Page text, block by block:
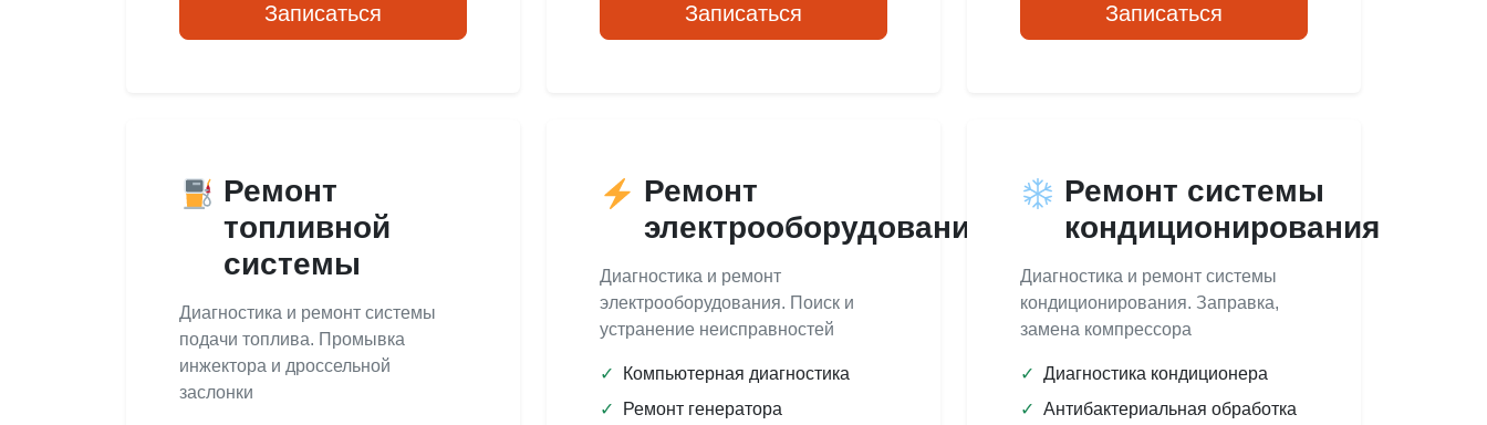
Записаться Записаться Записаться
Ремонт
топливной
системы
Диагностика и ремонт системы
подачи топлива. Промывка
инжектора и дроссельной
заслонки
Ремонт
электрооборудования
Диагностика и ремонт
электрооборудования. Поиск и
устранение неисправностей
✓
Компьютерная диагностика
✓
Ремонт генератора
Ремонт системы
кондиционирования
Диагностика и ремонт системы
кондиционирования. Заправка,
замена компрессора
✓ Диагностика кондиционера
✓ Антибактериальная обработка